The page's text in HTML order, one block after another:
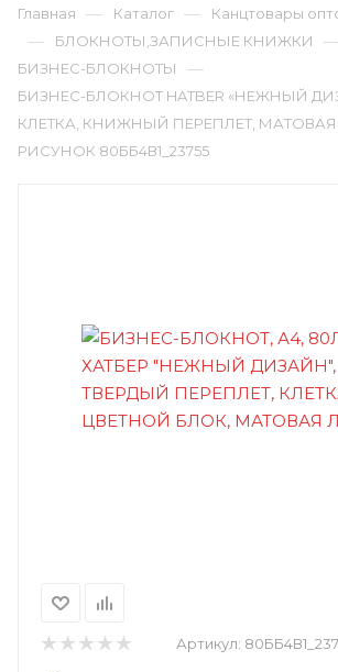
Главная — Каталог — Канцтовары
— БЛОКНОТЫ,ЗАПИСНЫЕ КНИЖКИ
БИЗНЕС-БЛОКНОТЫ —
БИЗНЕС-БЛОКНОТ HATBER «НЕЖНЫЙ
КЛЕТКА, КНИЖНЫЙ ПЕРЕПЛЕТ,
РИСУНОК 80ББ4В1_23755
Артикул: